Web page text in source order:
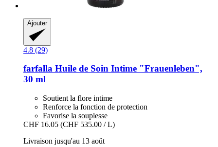
Ajouter
4.8 (29)
farfalla Huile de Soin Intime "Frauenleben",
30 ml
Soutient la flore intime
Renforce la fonction de protection
Favorise la souplesse
CHF 16.05 (CHF 535.00 / L)
Livraison jusqu'au 13 août